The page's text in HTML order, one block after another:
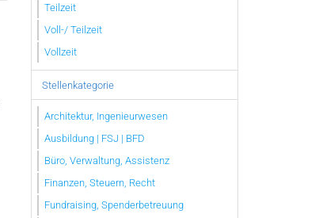
Teilzeit
Voll-/ Teilzeit
Vollzeit
Stellenkategorie
Architektur, Ingenieurwesen
Ausbildung | FSJ | BFD
Büro, Verwaltung, Assistenz
Finanzen, Steuern, Recht
Fundraising, Spenderbetreuung